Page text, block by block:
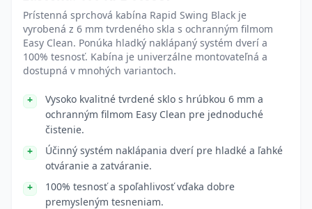
Prístenná sprchová kabína Rapid Swing Black je
vyrobená z 6 mm tvrdeného skla s ochranným filmom
Easy Clean. Ponúka hladký naklápaný systém dverí a
100% tesnosť. Kabína je univerzálne montovateľná a
dostupná v mnohých variantoch.
Vysoko kvalitné tvrdené sklo s hrúbkou 6 mm a
ochranným filmom Easy Clean pre jednoduché
čistenie.
Účinný systém naklápania dverí pre hladké a ľahké
otváranie a zatváranie.
100% tesnosť a spoľahlivosť vďaka dobre
premysleným tesneniam.